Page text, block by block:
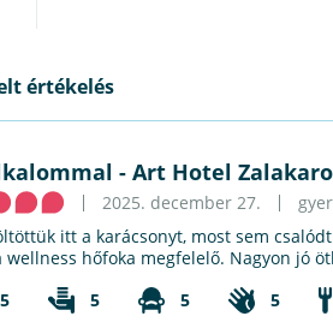
értékelés
- Art Hotel
2025. december 27.
itt a karácsonyt, most sem
wellness hőfoka megfelelő. Nagyon jó
5 5 5 5